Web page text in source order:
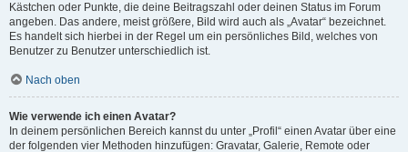
Kästchen oder Punkte, die deine Beitragszahl oder deinen Status im Forum
angeben. Das andere, meist größere, Bild wird auch als „Avatar“ bezeichnet.
Es handelt sich hierbei in der Regel um ein persönliches Bild, welches von
Benutzer zu Benutzer unterschiedlich ist.
Nach oben
Wie verwende ich einen Avatar?
In deinem persönlichen Bereich kannst du unter „Profil“ einen Avatar über eine
der folgenden vier Methoden hinzufügen: Gravatar, Galerie, Remote oder